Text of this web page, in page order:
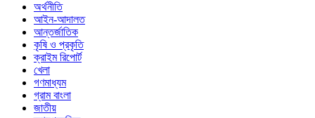
অর্থনীতি
আইন-আদালত
আন্তর্জাতিক
কৃষি ও প্রকৃতি
ক্রাইম রিপোর্ট
খেলা
গণমাধ্যম
গ্রাম বাংলা
জাতীয়